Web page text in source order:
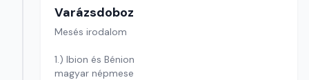
Varázsdoboz
Mesés irodalom
1.) Ibion és Bénion
magyar népmese